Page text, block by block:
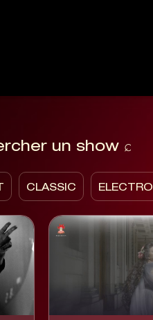
CLASSIC ELECTRO